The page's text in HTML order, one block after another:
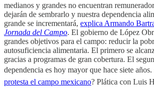
medianos y grandes no encuentran
dejarán de sembrarlo y nuestra dependencia
grande se incrementará, explica Armando
Jornada del Campo. El gobierno de López
grandes objetivos para el campo: reducir la
autosuficiencia alimentaria. El primero se
gracias a programas de gran cobertura. El
dependencia es hoy mayor que hace siete
protesta el campo mexicano? Plática con Luis